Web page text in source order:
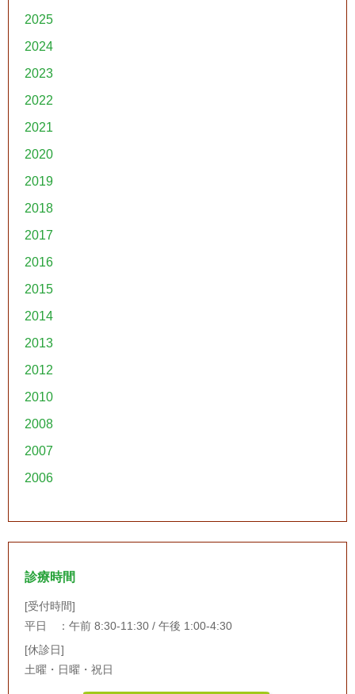
2025
2024
2023
2022
2021
2020
2019
2018
2017
2016
2015
2014
2013
2012
2010
2008
2007
2006
診療時間
[受付時間]
平日 ：午前 8:30-11:30 / 午後 1:00-4:30
[休診日]
土曜・日曜・祝日